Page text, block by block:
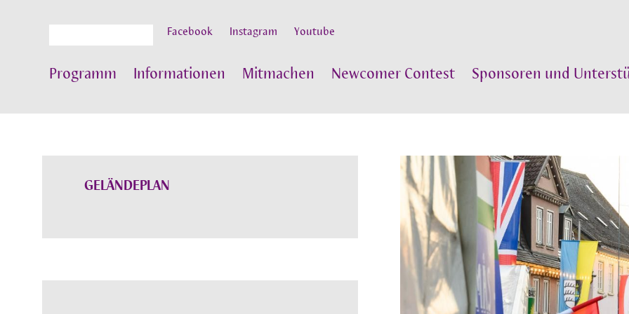
Facebook Instagram Youtube
Programm Informationen Mitmachen Newcomer Contest Sponsoren und
GELÄNDEPLAN